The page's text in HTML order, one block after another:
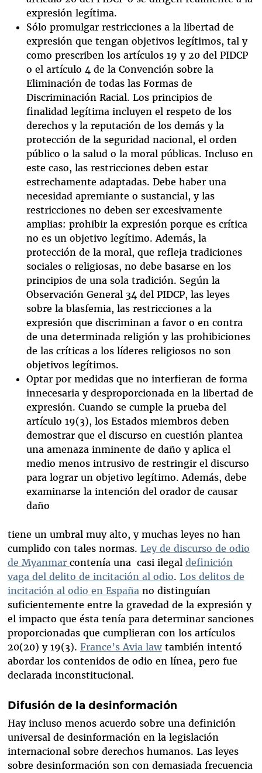
expresión legítima.
Sólo promulgar restricciones a la libertad de
expresión que tengan objetivos legítimos, tal y
como prescriben los artículos 19 y 20 del PIDCP
o el artículo 4 de la Convención sobre la
Eliminación de todas las Formas de
Discriminación Racial. Los principios de
finalidad legítima incluyen el respeto de los
derechos y la reputación de los demás y la
protección de la seguridad nacional, el orden
público o la salud o la moral públicas. Incluso en
este caso, las restricciones deben estar
estrechamente adaptadas. Debe haber una
necesidad apremiante o sustancial, y las
restricciones no deben ser excesivamente
amplias: prohibir la expresión porque es crítica
no es un objetivo legítimo. Además, la
protección de la moral, que refleja tradiciones
sociales o religiosas, no debe basarse en los
principios de una sola tradición. Según la
Observación General 34 del PIDCP, las leyes
sobre la blasfemia, las restricciones a la
expresión que discriminan a favor o en contra
de una determinada religión y las prohibiciones
de las críticas a los líderes religiosos no son
objetivos legítimos.
Optar por medidas que no interfieran de forma
innecesaria y desproporcionada en la libertad de
expresión. Cuando se cumple la prueba del
artículo 19(3), los Estados miembros deben
demostrar que el discurso en cuestión plantea
una amenaza inminente de daño y aplica el
medio menos intrusivo de restringir el discurso
para lograr un objetivo legítimo. Además, debe
examinarse la intención del orador de causar
daño
tiene un umbral muy alto, y muchas leyes no han
cumplido con tales normas. Ley de discurso de odio
de Myanmar contenía una casi ilegal definición
vaga del delito de incitación al odio. Los delitosde
incitación al odio en Españano distinguían
suficientemente entre la gravedad de la expresión y
el impacto que ésta tenía para determinar sanciones
proporcionadas que cumplieran con los artículos
20(20) y 19(3). France’s Avia lawtambién intentó
abordar los contenidos de odio en línea, pero fue
declarada inconstitucional.
Difusión de la desinformación
Hay incluso menos acuerdo sobre una definición
universal de desinformación en la legislación
internacional sobre derechos humanos. Las leyes
sobre desinformación son con demasiada frecuencia